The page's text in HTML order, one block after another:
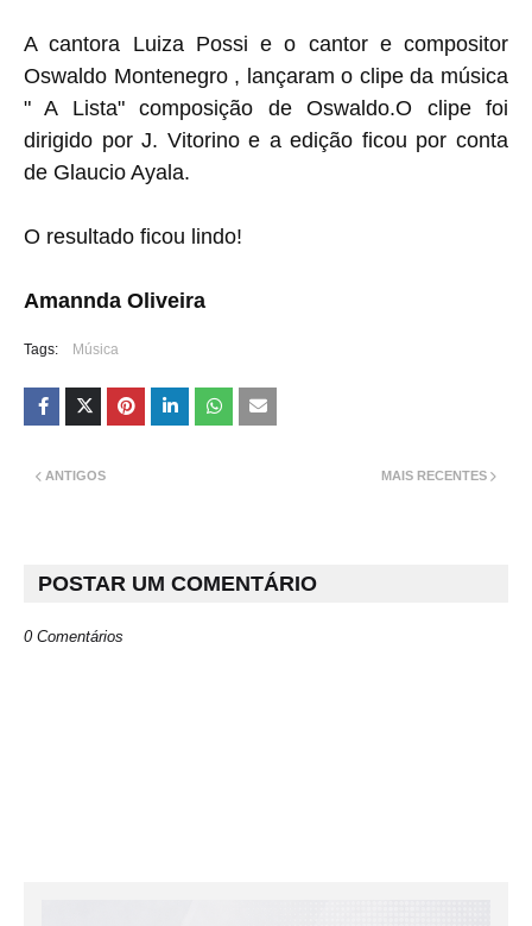
A cantora Luiza Possi e o cantor e compositor
Oswaldo Montenegro , lançaram o clipe da música
" A Lista" composição de Oswaldo.O clipe foi
dirigido por J. Vitorino e a edição ficou por conta
de Glaucio Ayala.
O resultado ficou lindo!
Amannda Oliveira
Tags: Música
MAIS RECENTES
ANTIGOS
POSTAR UM COMENTÁRIO
0 Comentários